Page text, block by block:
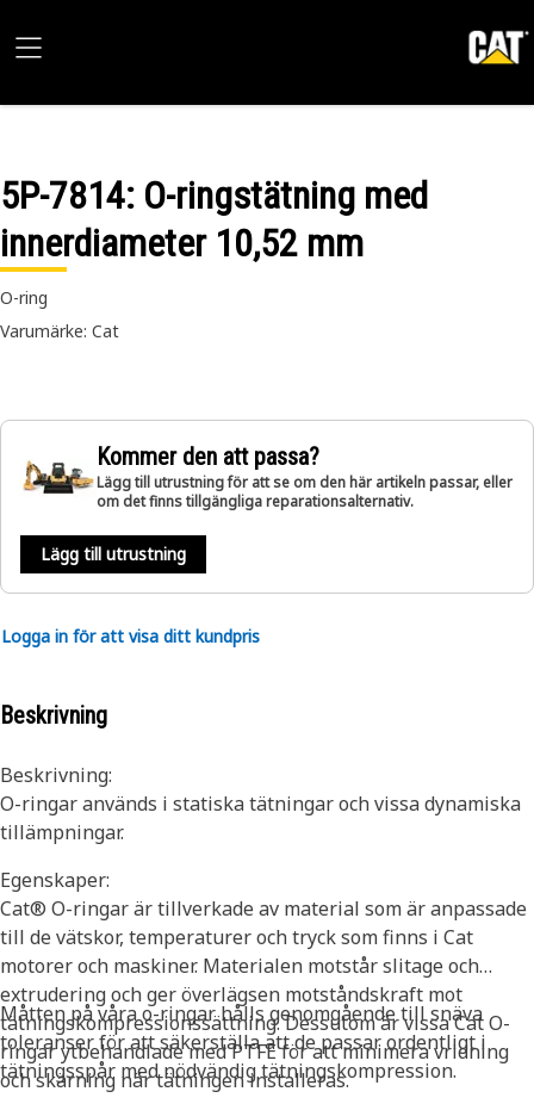
5P-7814: O-ringstätning med
innerdiameter 10,52 mm
O-ring
Varumärke: Cat
Kommer den att passa?
Lägg till utrustning för att se om den här artikeln passar, eller
om det finns tillgängliga reparationsalternativ.
Lägg till utrustning
Logga in för att visa ditt kundpris
Beskrivning
Beskrivning:
O-ringar används i statiska tätningar och vissa dynamiska
tillämpningar.
Egenskaper:
Cat® O-ringar är tillverkade av material som är anpassade
till de vätskor, temperaturer och tryck som finns i Cat
motorer och maskiner. Materialen motstår slitage och
extrudering och ger överlägsen motståndskraft mot
tätningskompressionssättning. Dessutom är vissa Cat O-
ringar ytbehandlade med PTFE för att minimera vridning
och skärning när tätningen installeras.
Måtten på våra o-ringar hålls genomgående till snäva
toleranser för att säkerställa att de passar ordentligt i
tätningsspår med nödvändig tätningskompression.